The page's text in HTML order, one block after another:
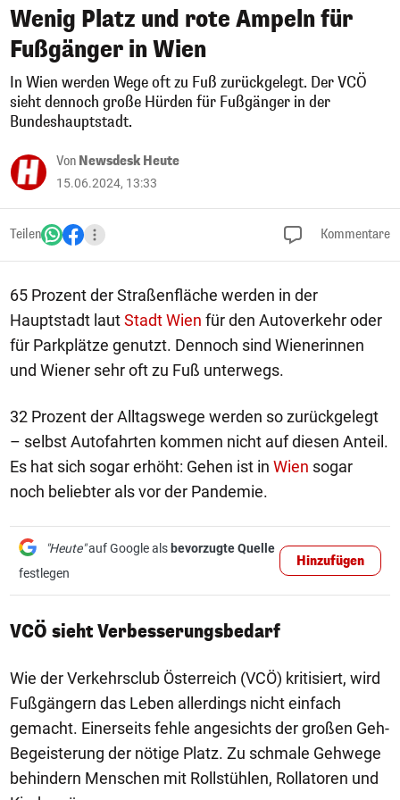
Wenig Platz und rote Ampeln für
Fußgänger in Wien
In Wien werden Wege oft zu Fuß zurückgelegt. Der VCÖ
sieht dennoch große Hürden für Fußgänger in der
Bundeshauptstadt.
Von Newsdesk Heute
15.06.2024, 13:33
Teilen Kommentare
65 Prozent der Straßenfläche werden in der
Hauptstadt lautStadt Wien für den Autoverkehr oder
für Parkplätze genutzt. Dennoch sind Wienerinnen
und Wiener sehr oft zu Fuß unterwegs.
32 Prozent der Alltagswege werden so zurückgelegt
– selbst Autofahrten kommen nicht auf diesen Anteil.
Es hat sich sogar erhöht: Gehen ist in Wien sogar
noch beliebter als vor der Pandemie.
"Heute"auf Google als bevorzugte Quelle
festlegen
Hinzufügen
VCÖ sieht Verbesserungsbedarf
Wie der Verkehrsclub Österreich (VCÖ) kritisiert, wird
Fußgängern das Leben allerdings nicht einfach
gemacht. Einerseits fehle angesichts der großen Geh-
Begeisterung der nötige Platz. Zu schmale Gehwege
behindern Menschen mit Rollstühlen, Rollatoren und